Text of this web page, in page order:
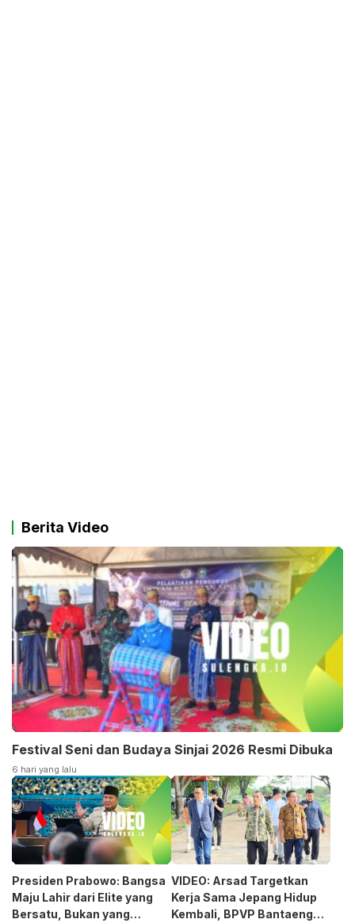
Berita Video
Festival Seni dan Budaya Sinjai 2026 Resmi Dibuka
6 hari yang lalu
Presiden Prabowo: Bangsa
Maju Lahir dari Elite yang
Bersatu, Bukan yang
VIDEO: Arsad Targetkan
Kerja Sama Jepang Hidup
Kembali, BPVP Bantaeng